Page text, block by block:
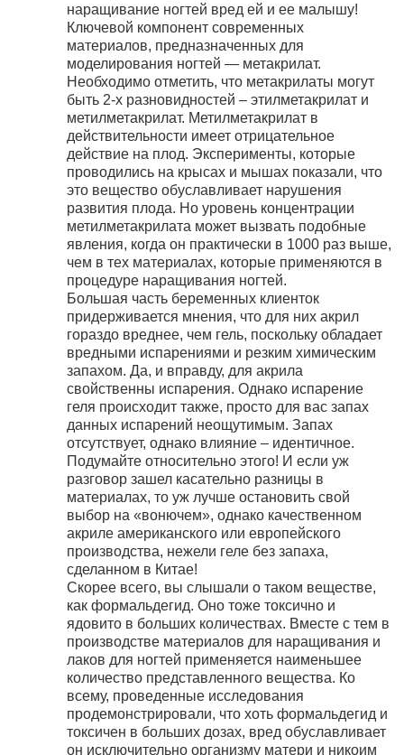
наращивание ногтей вред ей и ее малышу!
Ключевой компонент современных
материалов, предназначенных для
моделирования ногтей — метакрилат.
Необходимо отметить, что метакрилаты могут
быть 2-х разновидностей – этилметакрилат и
метилметакрилат. Метилметакрилат в
действительности имеет отрицательное
действие на плод. Эксперименты, которые
проводились на крысах и мышах показали, что
это вещество обуславливает нарушения
развития плода. Но уровень концентрации
метилметакрилата может вызвать подобные
явления, когда он практически в 1000 раз выше,
чем в тех материалах, которые применяются в
процедуре наращивания ногтей.
Большая часть беременных клиенток
придерживается мнения, что для них акрил
гораздо вреднее, чем гель, поскольку обладает
вредными испарениями и резким химическим
запахом. Да, и вправду, для акрила
свойственны испарения. Однако испарение
геля происходит также, просто для вас запах
данных испарений неощутимым. Запах
отсутствует, однако влияние – идентичное.
Подумайте относительно этого! И если уж
разговор зашел касательно разницы в
материалах, то уж лучше остановить свой
выбор на «вонючем», однако качественном
акриле американского или европейского
производства, нежели геле без запаха,
сделанном в Китае!
Скорее всего, вы слышали о таком веществе,
как формальдегид. Оно тоже токсично и
ядовито в больших количествах. Вместе с тем в
производстве материалов для наращивания и
лаков для ногтей применяется наименьшее
количество представленного вещества. Ко
всему, проведенные исследования
продемонстрировали, что хоть формальдегид и
токсичен в больших дозах, вред обуславливает
он исключительно организму матери и никоим